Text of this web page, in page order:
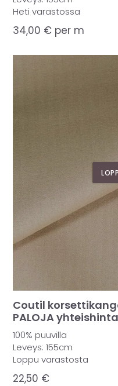
Heti varastossa
34,00 € per m
Coutil
PALOJA
100% puuvilla
Leveys: 155cm
Loppu varastosta
22,50 €